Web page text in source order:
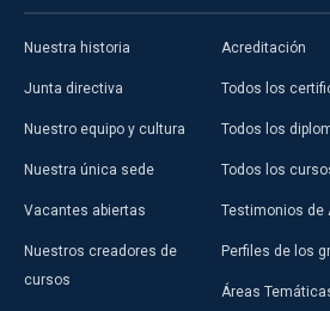
Nuestra historia
Junta directiva
Nuestro equipo y cultura
Nuestra única sede
Vacantes abiertas
Nuestros creadores de
cursos
Acreditación
Todos los
Todos los
Todos los
Testimonios de
Perfiles de los
Áreas